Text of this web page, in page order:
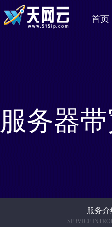
首页
服务器
服务介
SERVICE